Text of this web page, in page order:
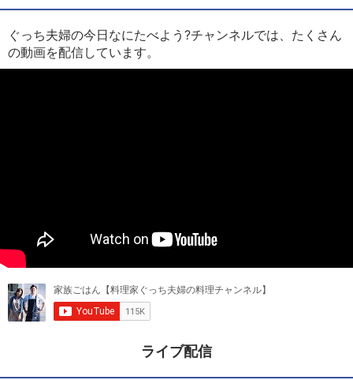
ぐっち夫婦の今日なにたべよう?チャンネルでは、たくさん
の動画を配信しています。
ライブ配信